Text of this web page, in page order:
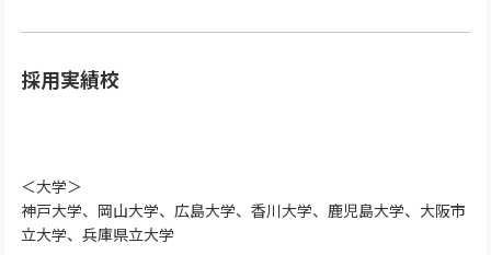
採用実績校
＜大学＞
神戸大学、岡山大学、広島大学、香川大学、鹿児島大学、大阪市
立大学、兵庫県立大学